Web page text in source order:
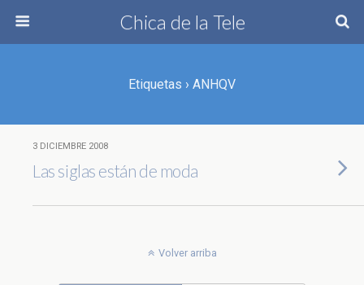
Chica de la Tele
Etiquetas › ANHQV
3 DICIEMBRE 2008
Las siglas están de moda
Volver arriba